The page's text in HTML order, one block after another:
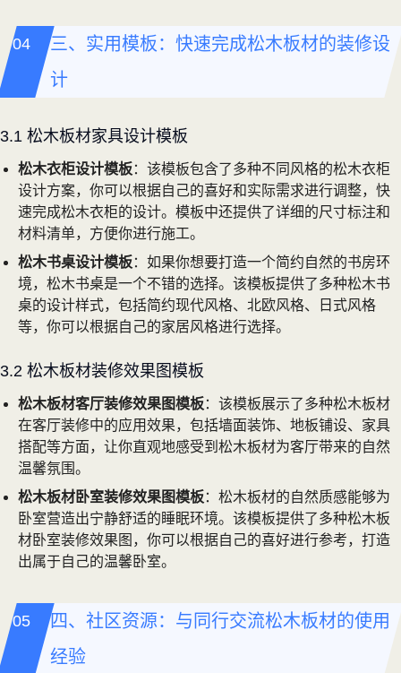
三、实用模板：快速完成松木板材的装修设
计
3.1 松木板材家具设计模板
松木衣柜设计模板：该模板包含了多种不同风格的松木衣柜
设计方案，你可以根据自己的喜好和实际需求进行调整，快
速完成松木衣柜的设计。模板中还提供了详细的尺寸标注和
材料清单，方便你进行施工。
松木书桌设计模板：如果你想要打造一个简约自然的书房环
境，松木书桌是一个不错的选择。该模板提供了多种松木书
桌的设计样式，包括简约现代风格、北欧风格、日式风格
等，你可以根据自己的家居风格进行选择。
3.2 松木板材装修效果图模板
松木板材客厅装修效果图模板：该模板展示了多种松木板材
在客厅装修中的应用效果，包括墙面装饰、地板铺设、家具
搭配等方面，让你直观地感受到松木板材为客厅带来的自然
温馨氛围。
松木板材卧室装修效果图模板：松木板材的自然质感能够为
卧室营造出宁静舒适的睡眠环境。该模板提供了多种松木板
材卧室装修效果图，你可以根据自己的喜好进行参考，打造
出属于自己的温馨卧室。
四、社区资源：与同行交流松木板材的使用
经验